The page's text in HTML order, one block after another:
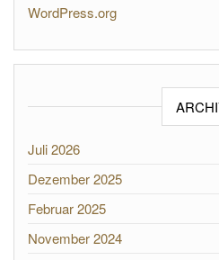
WordPress.org
Juli 2026
Dezember 2025
Februar 2025
November 2024